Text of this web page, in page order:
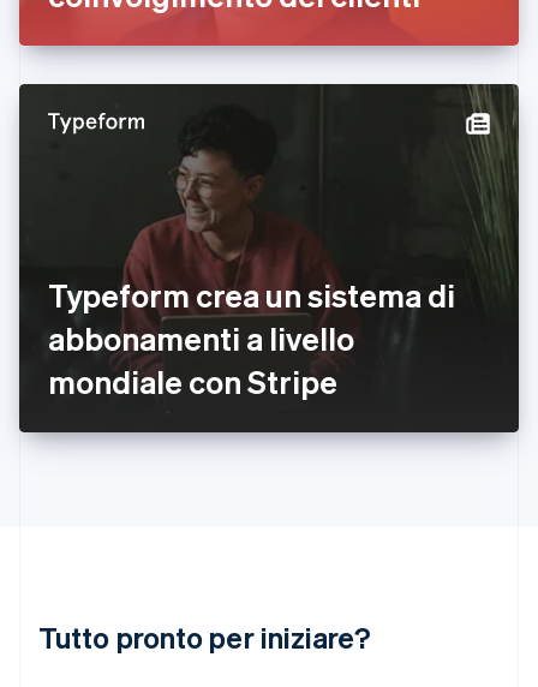
Typeform crea un sistema di
abbonamenti a livello
mondiale con Stripe
Tutto pronto per iniziare?
Germania
日本語English
Gibilterra
Irlanda
English
Italia
ItalianoEnglish
Lettonia
Liechtenstein
Malta
English